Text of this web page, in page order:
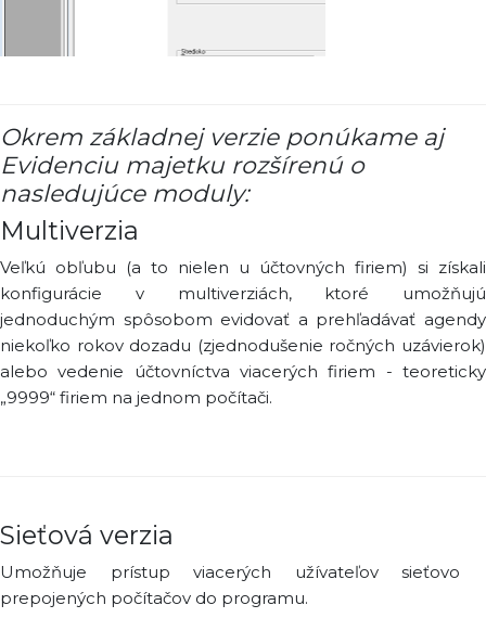
Okrem základnej verzie ponúkame aj
Evidenciu majetku rozšírenú o
nasledujúce moduly:
Multiverzia
Veľkú obľubu (a to nielen u účtovných firiem) si získali
konfigurácie v multiverziách, ktoré umožňujú
jednoduchým spôsobom evidovať a prehľadávať agendy
niekoľko rokov dozadu (zjednodušenie ročných uzávierok)
alebo vedenie účtovníctva viacerých firiem - teoreticky
„9999“ firiem na jednom počítači.
Sieťová verzia
Umožňuje prístup viacerých užívateľov sieťovo
prepojených počítačov do programu.